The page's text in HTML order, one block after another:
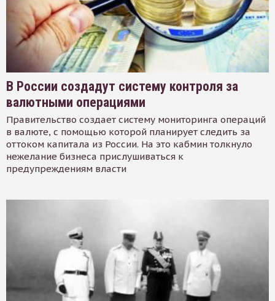
В России создадут систему контроля за
валютными операциями
Правительство создает систему мониторинга операций
в валюте, с помощью которой планирует следить за
оттоком капитала из России. На это кабмин толкнуло
нежелание бизнеса прислушиваться к
предупреждениям власти